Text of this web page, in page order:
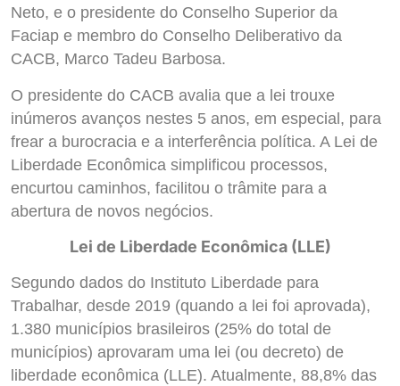
Neto, e o presidente do Conselho Superior da
Faciap e membro do Conselho Deliberativo da
CACB, Marco Tadeu Barbosa.
O presidente do CACB avalia que a lei trouxe
inúmeros avanços nestes 5 anos, em especial, para
frear a burocracia e a interferência política. A Lei de
Liberdade Econômica simplificou processos,
encurtou caminhos, facilitou o trâmite para a
abertura de novos negócios.
Lei de Liberdade Econômica (LLE)
Segundo dados do Instituto Liberdade para
Trabalhar, desde 2019 (quando a lei foi aprovada),
1.380 municípios brasileiros (25% do total de
municípios) aprovaram uma lei (ou decreto) de
liberdade econômica (LLE). Atualmente, 88,8% das